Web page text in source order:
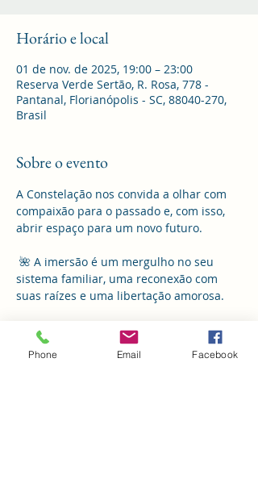
Horário e local
01 de nov. de 2025, 19:00 – 23:00
Reserva Verde Sertão, R. Rosa, 778 -
Pantanal, Florianópolis - SC, 88040-270,
Brasil
Sobre o evento
A Constelação nos convida a olhar com
compaixão para o passado e, com isso,
abrir espaço para um novo futuro.
sistema familiar, uma reconexão com
suas raízes e uma libertação amorosa.
✨ Imersão em Constelação Familiar
🗓️ Todo primeiro sábado do mês
Phone Email Facebook